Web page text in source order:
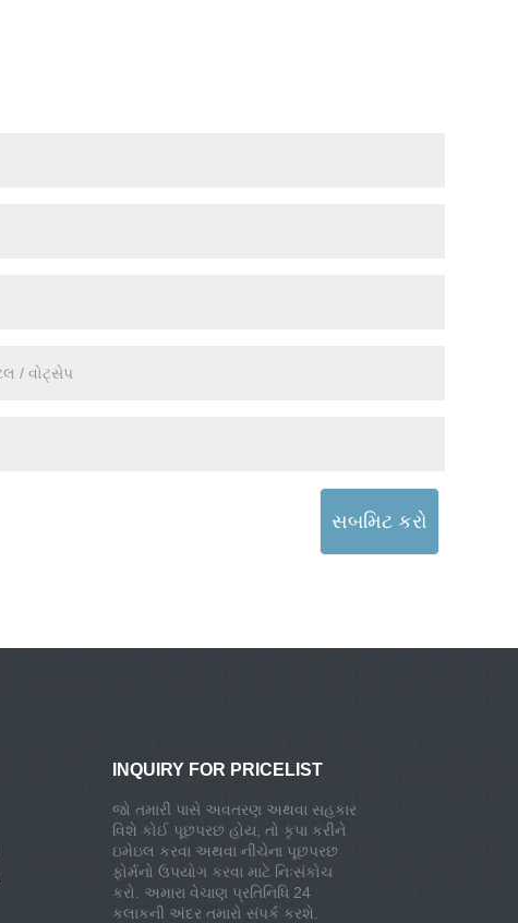
સબમિટ કરો
INQUIRY FOR PRICELIST
જો તમારી પાસે અવતરણ અથવા સહકાર
વિશે કોઈ પૂછપરછ હોય, તો કૃપા કરીને
ઇમેઇલ કરવા અથવા નીચેના પૂછપરછ
ફોર્મનો ઉપયોગ કરવા માટે નિઃસંકોચ
કરો. અમારા વેચાણ પ્રતિનિધિ 24
કલાકની અંદર તમારો સંપર્ક કરશે.